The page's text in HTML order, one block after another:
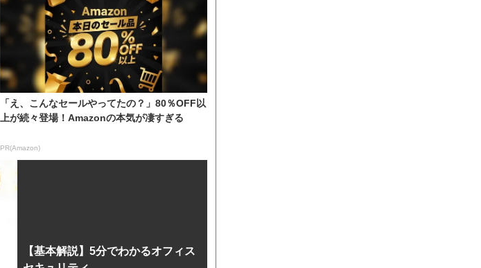
「え、こんなセールやってたの？」80％OFF以
上が続々登場！Amazonの本気が凄すぎる
PR(Amazon)
【基本解説】5分でわかるオフィス